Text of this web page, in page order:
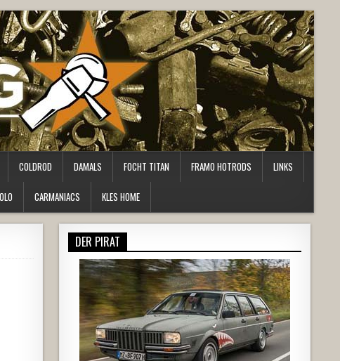
COLDROD DAMALS FOCHT TITAN FRAMO HOTRODS LINKS
CARMANIACS KLES HOME
DER PIRAT